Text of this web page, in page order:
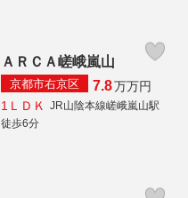
ＡＲＣＡ嵯峨嵐山
京都市右京区 7.8万万円
1ＬＤＫ
JR山陰本線嵯峨嵐山駅
徒歩6分